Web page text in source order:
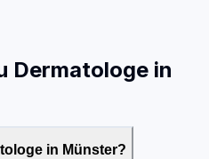
Dermatologe in
in Münster?